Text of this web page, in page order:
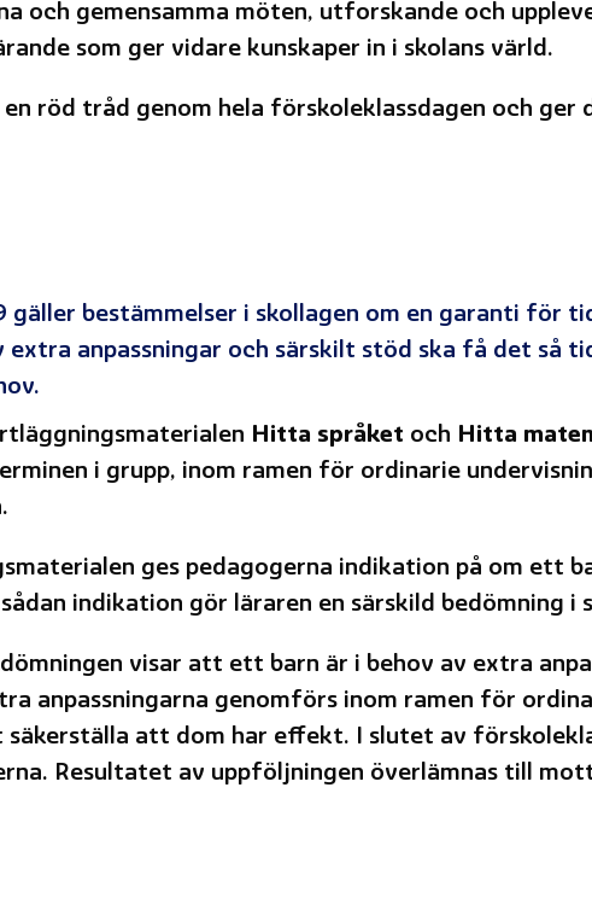
och gemensamma möten, utforskande och
som ger vidare kunskaper in i skolans värld.
röd tråd genom hela förskoleklassdagen och
gäller bestämmelser i skollagen om en garanti för
extra anpassningar och särskilt stöd ska få det
Hitta språket och Hitta
i grupp, inom ramen för ordinarie
ges pedagogerna indikation på om ett
indikation gör läraren en särskild bedömning i
visar att ett barn är i behov av extra
anpassningarna genomförs inom ramen för
att dom har effekt. I slutet av
Resultatet av uppföljningen överlämnas till